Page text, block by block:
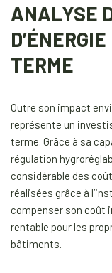
ANALYSE
TERME
Outre son impact
représente un
terme. Grâce à sa
régulation
considérable des
réalisées grâce à
compenser son coût
rentable pour les
bâtiments.